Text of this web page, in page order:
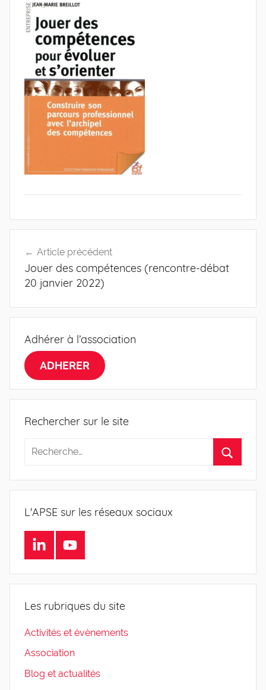
de
l'Entreprise
de
l’article
Article précédent
Jouer des compétences (rencontre-débat
20 janvier 2022)
Adhérer à l’association
ADHERER
Rechercher sur le site
L'APSE sur les réseaux sociaux
LinkedInYoutube
Les rubriques du site
Activités et évènements
Association
Blog et actualités